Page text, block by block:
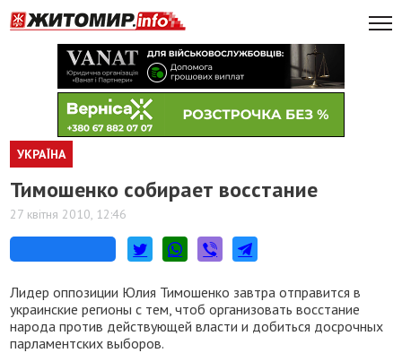
УКРАЇНА
Тимошенко собирает восстание
27 квітня 2010, 12:46
Лидер оппозиции Юлия Тимошенко завтра отправится в
украинские регионы с тем, чтоб организовать восстание
народа против действующей власти и добиться досрочных
парламентских выборов.